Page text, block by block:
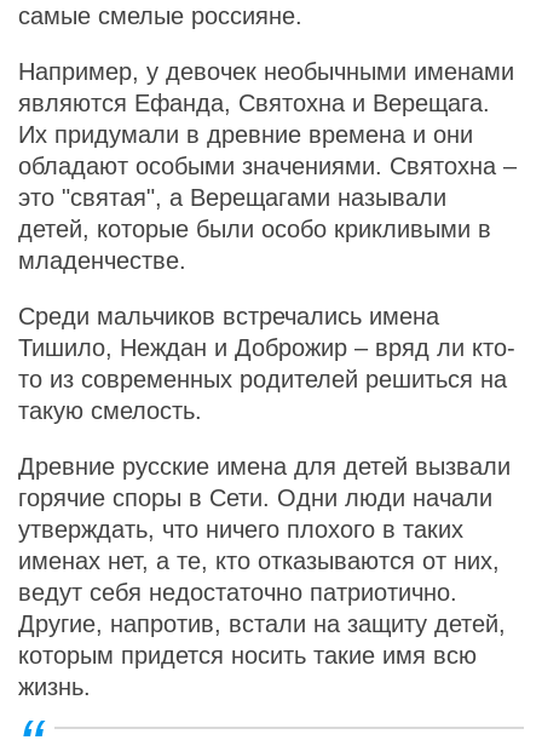
самые смелые россияне.
Например, у девочек необычными именами
являются Ефанда, Святохна и Верещага.
Их придумали в древние времена и они
обладают особыми значениями. Святохна –
это "святая", а Верещагами называли
детей, которые были особо крикливыми в
младенчестве.
Среди мальчиков встречались имена
Тишило, Неждан и Доброжир – вряд ли кто-
то из современных родителей решиться на
такую смелость.
Древние русские имена для детей вызвали
горячие споры в Сети. Одни люди начали
утверждать, что ничего плохого в таких
именах нет, а те, кто отказываются от них,
ведут себя недостаточно патриотично.
Другие, напротив, встали на защиту детей,
которым придется носить такие имя всю
жизнь.